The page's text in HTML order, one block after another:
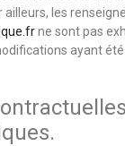
ailleurs, les
ne sont pas
ayant